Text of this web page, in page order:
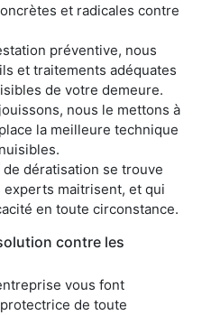
et radicales contre
préventive, nous
et traitements adéquates
de votre demeure.
nous le mettons à
la meilleure technique
dératisation se trouve
maitrisent, et qui
en toute circonstance.
contre les
vous font
de toute